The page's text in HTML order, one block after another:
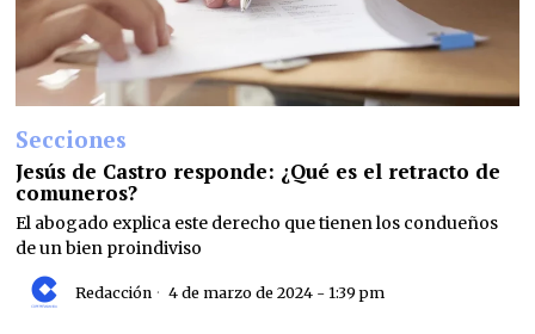
Secciones
Jesús de Castro responde: ¿Qué es el retracto de
comuneros?
El abogado explica este derecho que tienen los condueños
de un bien proindiviso
Redacción 4 de marzo de 2024 - 1:39 pm